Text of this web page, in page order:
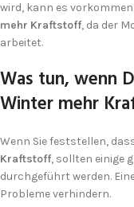
wird, kann es
mehr Kraftstoff, da der
arbeitet.
Was tun, wenn
Winter mehr
Wenn Sie feststellen,
Kraftstoff, sollten einige
durchgeführt werden.
Probleme verhindern.